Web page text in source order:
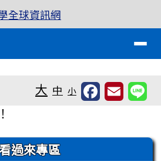
中學全球資訊網
大 中 小
過來專區